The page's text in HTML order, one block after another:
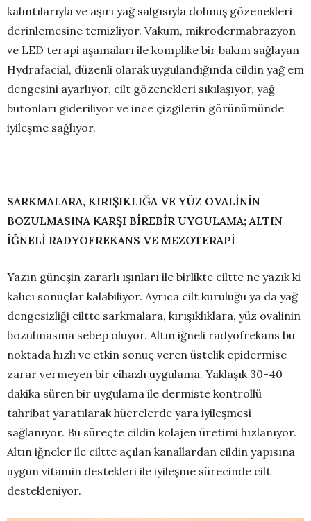
kalıntılarıyla ve aşırı yağ salgısıyla dolmuş gözenekleri
derinlemesine temizliyor. Vakum, mikrodermabrazyon
ve LED terapi aşamaları ile komplike bir bakım sağlayan
Hydrafacial, düzenli olarak uygulandığında cildin yağ em
dengesini ayarlıyor, cilt gözenekleri sıkılaşıyor, yağ
butonları gideriliyor ve ince çizgilerin görünümünde
iyileşme sağlıyor.
SARKMALARA, KIRIŞIKLIĞA VE YÜZ OVALİNİN
BOZULMASINA KARŞI BİREBİR UYGULAMA; ALTIN
İĞNELİ RADYOFREKANS VE MEZOTERAPİ
Yazın güneşin zararlı ışınları ile birlikte ciltte ne yazık ki
kalıcı sonuçlar kalabiliyor. Ayrıca cilt kuruluğu ya da yağ
dengesizliği ciltte sarkmalara, kırışıklıklara, yüz ovalinin
bozulmasına sebep oluyor. Altın iğneli radyofrekans bu
noktada hızlı ve etkin sonuç veren üstelik epidermise
zarar vermeyen bir cihazlı uygulama. Yaklaşık 30-40
dakika süren bir uygulama ile dermiste kontrollü
tahribat yaratılarak hücrelerde yara iyileşmesi
sağlanıyor. Bu süreçte cildin kolajen üretimi hızlanıyor.
Altın iğneler ile ciltte açılan kanallardan cildin yapısına
uygun vitamin destekleri ile iyileşme sürecinde cilt
destekleniyor.